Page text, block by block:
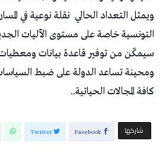
ويمثل التعداد الحالي نقلة نوعية في
التونسية خاصة على مستوى الآليات
سيمكّن من توفير قاعدة بيانات
ومحينة تساعد الدولة على ضبط
كافة المجالات الحياتية..
‫‫ شاركها‬ Facebook
Twitter